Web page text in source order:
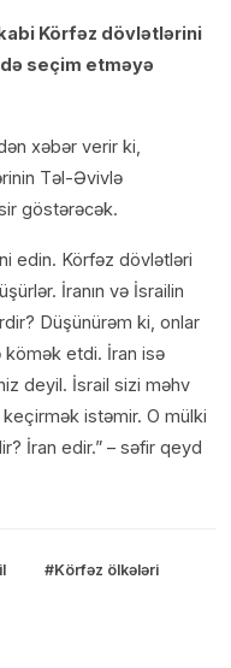
Körfəz dövlətlərini
seçim etməyə
xəbər verir ki,
Təl-Əvivlə
göstərəcək.
edin. Körfəz dövlətləri
İranın və İsrailin
Düşünürəm ki, onlar
kömək etdi. İran isə
deyil. İsrail sizi məhv
keçirmək istəmir. O mülki
İran edir.” – səfir qeyd
#Körfəz ölkələri